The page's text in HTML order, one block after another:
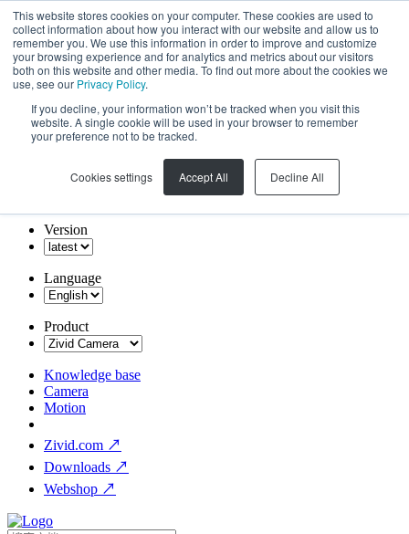
This website stores cookies on your computer. These cookies are used to
collect information about how you interact with our website and allow us to
remember you. We use this information in order to improve and customize
your browsing experience and for analytics and metrics about our visitors
both on this website and other media. To find out more about the cookies we
use, see our Privacy Policy.
If you decline, your information won’t be tracked when you visit this
website. A single cookie will be used in your browser to remember
your preference not to be tracked.
Cookies settings Accept All Decline All
Version
Language
Product
Knowledge base
Camera
Motion
Zivid.com ↗
Downloads ↗
Webshop ↗